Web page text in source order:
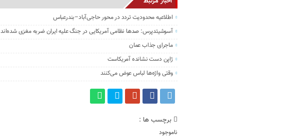
اطلاعیه محدودیت تردد در محور حاجی‌آباد–بندرعباس
آسوشیتدپرس: صدها نظامی آمریکایی در جنگ علیه ایران ضربه مغزی شده‌اند
ماجرای جذاب عمان
ژاپن دست نشانده آمریکاست
وقتی واژه‌ها لباس عوض می‌کنند
برچسب ها :
ناموجود